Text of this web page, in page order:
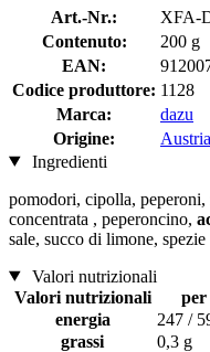
Art.-Nr.:
XFA-
Contenuto:
200 g
EAN:
Codice produttore: 1128
Marca:
dazu
Origine:
Austria
Ingredienti
pomodori, cipolla,
concentrata , peperoncino,
sale, succo di limone, spezie
Valori nutrizionali
Valori nutrizionali
per
energia
247 /
grassi
0,3 g